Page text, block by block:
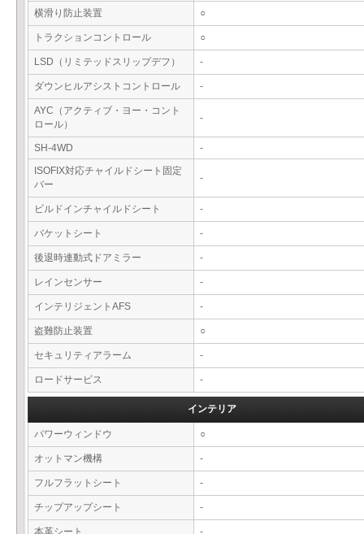
横滑り防止装置 ○
トラクションコントロール ○
LSD（リミテッドスリップデフ） -
ダウンヒルアシストコントロール -
AYC（アクティブ・ヨー・コント
ロール）
-
SH-4WD
-
ISOFIX対応チャイルドシート固定
バー
-
ビルドインチャイルドシート -
バケットシート -
後退時連動式ドアミラー -
レインセンサー -
インテリジェントAFS -
盗難防止装置 ○
セキュリティアラーム -
ロードサービス -
インテリア
パワーウィンドウ ○
オットマン機構 -
フルフラットシート -
チップアップシート -
本革シート -